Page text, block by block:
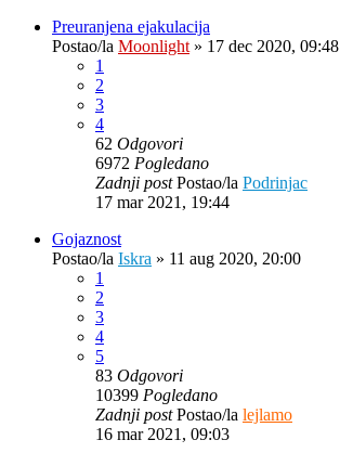
Preuranjena ejakulacija
Postao/la Moonlight » 17 dec 2020, 09:48
1
2
3
4
62 Odgovori
6972 Pogledano
Zadnji postPostao/la Podrinjac
17 mar 2021, 19:44
Gojaznost
Postao/la Iskra » 11 aug 2020, 20:00
1
2
3
4
5
83 Odgovori
10399 Pogledano
Zadnji postPostao/la lejlamo
16 mar 2021, 09:03